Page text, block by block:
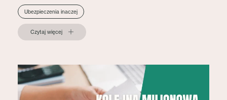
Ubezpieczenia inaczej
Czytaj więcej